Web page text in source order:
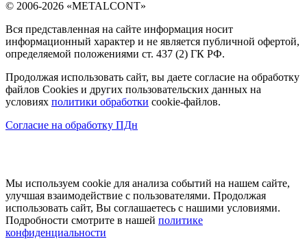
© 2006-2026 «METALCONT»
Вся представленная на сайте информация носит
информационный характер и не является публичной офертой,
определяемой положениями ст. 437 (2) ГК РФ.
Продолжая использовать сайт, вы даете согласие на обработку
файлов Cookies и других пользовательских данных на
условиях политики обработки cookie-файлов.
Согласие на обработку ПДн
Мы используем cookie для анализа событий на нашем сайте,
улучшая взаимодействие с пользователями. Продолжая
использовать сайт, Вы соглашаетесь с нашими условиями.
Подробности смотрите в нашей политике
конфиденциальности